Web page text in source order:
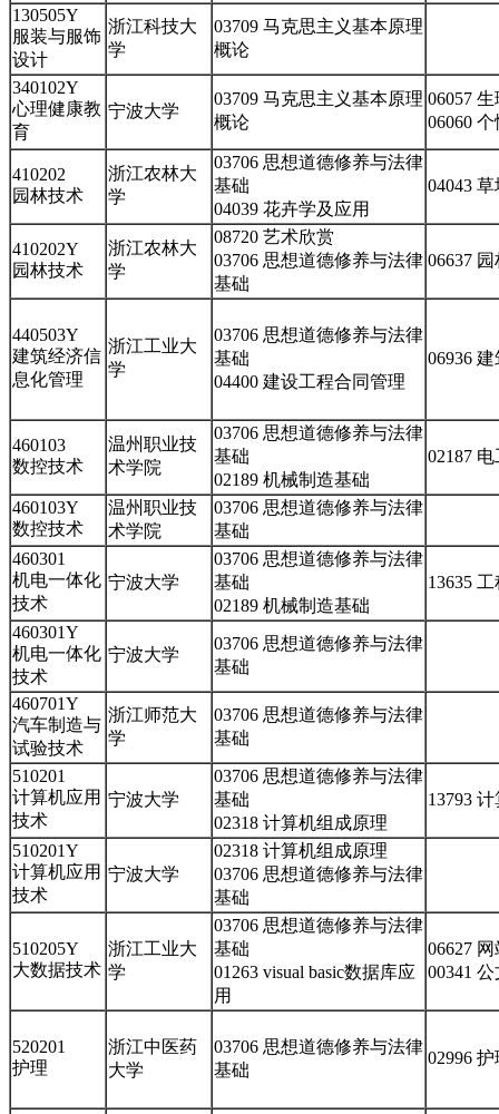
130505Y
服装与服饰
设计
浙江科技大
学
03709 马克思主义基本原理
概论
340102Y
心理健康教
育
宁波大学
03709 马克思主义基本原理
概论
06057
06060
410202
园林技术
浙江农林大
学
03706 思想道德修养与法律
基础
04039 花卉学及应用
04043
410202Y
园林技术
浙江农林大
学
08720 艺术欣赏
03706 思想道德修养与法律
基础
06637
440503Y
建筑经济信
息化管理
浙江工业大
学
03706 思想道德修养与法律
基础
04400 建设工程合同管理
06936
460103
数控技术
温州职业技
术学院
03706 思想道德修养与法律
基础
02189 机械制造基础
02187
460103Y
数控技术
温州职业技
术学院
03706 思想道德修养与法律
基础
460301
机电一体化
技术
宁波大学
03706 思想道德修养与法律
基础
02189 机械制造基础
13635
460301Y
机电一体化
技术
宁波大学
03706 思想道德修养与法律
基础
460701Y
汽车制造与
试验技术
浙江师范大
学
03706 思想道德修养与法律
基础
510201
计算机应用
技术
宁波大学
03706 思想道德修养与法律
基础
02318 计算机组成原理
13793
510201Y
计算机应用
技术
宁波大学
02318 计算机组成原理
03706 思想道德修养与法律
基础
510205Y
大数据技术
浙江工业大
学
03706 思想道德修养与法律
基础
01263 visual basic数据库应
用
06627
00341
520201
护理
浙江中医药
大学
03706 思想道德修养与法律
基础
02996